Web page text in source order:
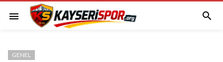
menu 
GENEL